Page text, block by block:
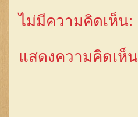
ไม่มีความคิดเห็น:
แสดงความคิดเห็น